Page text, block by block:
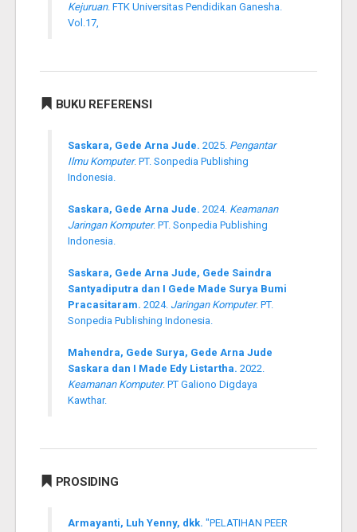
Kejuruan. FTK Universitas Pendidikan Ganesha.
Vol.17,
BUKU REFERENSI
Saskara, Gede Arna Jude. 2025. Pengantar
Ilmu Komputer. PT. Sonpedia Publishing
Indonesia.
Saskara, Gede Arna Jude. 2024. Keamanan
Jaringan Komputer. PT. Sonpedia Publishing
Indonesia.
Saskara, Gede Arna Jude, Gede Saindra
Santyadiputra dan I Gede Made Surya Bumi
Pracasitaram. 2024. Jaringan Komputer. PT.
Sonpedia Publishing Indonesia.
Mahendra, Gede Surya, Gede Arna Jude
Saskara dan I Made Edy Listartha. 2022.
Keamanan Komputer. PT Galiono Digdaya
Kawthar.
PROSIDING
Armayanti, Luh Yenny, dkk. "PELATIHAN PEER